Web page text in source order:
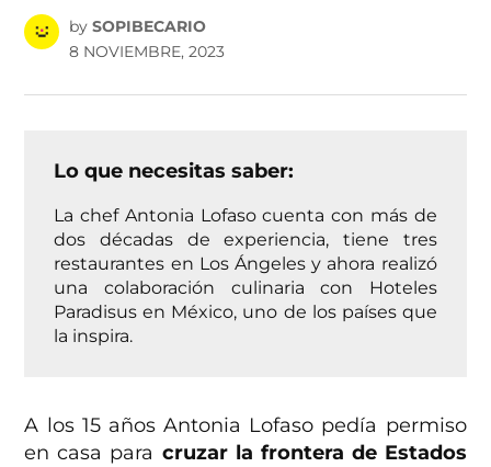
by SOPIBECARIO
8 NOVIEMBRE, 2023
Lo que necesitas saber:
La chef Antonia Lofaso cuenta con más de
dos décadas de experiencia, tiene tres
restaurantes en Los Ángeles y ahora realizó
una colaboración culinaria con Hoteles
Paradisus en México, uno de los países que
la inspira.
A los 15 años Antonia Lofaso pedía permiso
en casa para cruzar la frontera de Estados